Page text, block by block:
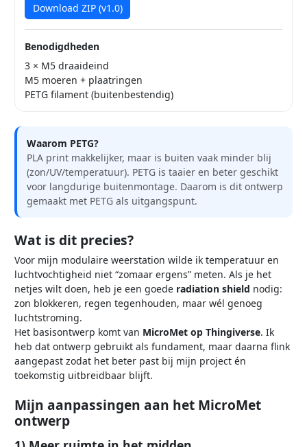
Download ZIP (v1.0)
Benodigdheden
3 × M5 draaideind
M5 moeren + plaatringen
PETG filament (buitenbestendig)
Waarom PETG?
PLA print makkelijker, maar is buiten vaak minder blij
(zon/UV/temperatuur). PETG is taaier en beter geschikt
voor langdurige buitenmontage. Daarom is dit ontwerp
gemaakt met PETG als uitgangspunt.
Wat is dit precies?
Voor mijn modulaire weerstation wilde ik temperatuur en
luchtvochtigheid niet “zomaar ergens” meten. Als je het
netjes wilt doen, heb je een goede radiation shield nodig:
zon blokkeren, regen tegenhouden, maar wél genoeg
luchtstroming.
Het basisontwerp komt van MicroMet op Thingiverse. Ik
heb dat ontwerp gebruikt als fundament, maar daarna flink
aangepast zodat het beter past bij mijn project én
toekomstig uitbreidbaar blijft.
Mijn aanpassingen aan het MicroMet
ontwerp